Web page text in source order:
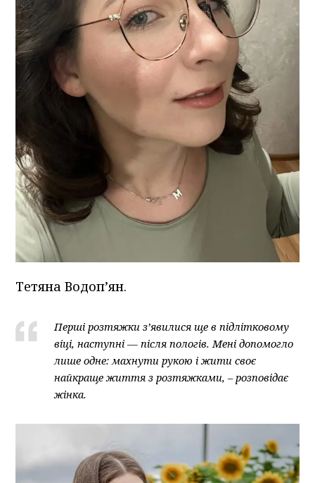
Тетяна Водоп’ян.
Перші розтяжки з’явилися ще в підлітковому
віці, наступні — після пологів. Мені допомогло
лише одне: махнути рукою і жити своє
найкраще життя з розтяжками, – розповідає
жінка.